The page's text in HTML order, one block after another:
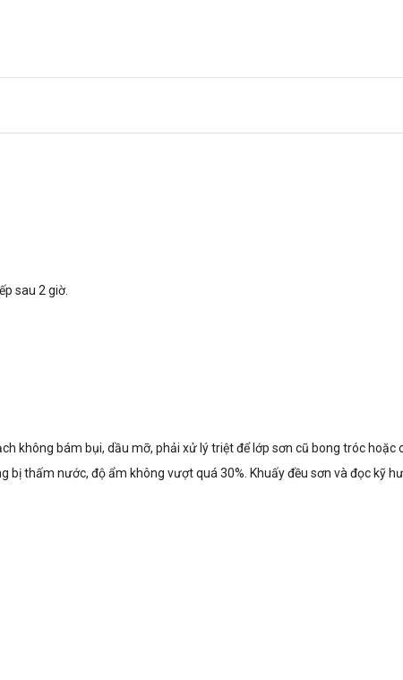
sau 2 giờ.
không bám bụi, dầu mỡ, phải xử lý triệt để lớp sơn cũ bong tróc hoặc
thấm nước, độ ẩm không vượt quá 30%. Khuấy đều sơn và đọc kỹ